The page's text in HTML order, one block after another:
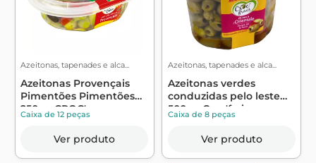
Azeitonas, tapenades e alca...
Azeitonas Provençais
Pimentões Pimentões
250g - CROC'...
Caixa de 12 peças
Ver produto
Azeitonas, tapenades e alca...
Azeitonas verdes
conduzidas pelo leste
500g - Croc'frais
Caixa de 8 peças
Ver produto